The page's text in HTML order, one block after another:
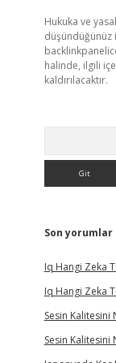
Hukuka ve
düşündüğünüz
halinde, ilgili
kaldırılacaktır.
Son yorumlar
Iq Hangi Zeka
Iq Hangi Zeka
Sesin Kalitesini
Sesin Kalitesini